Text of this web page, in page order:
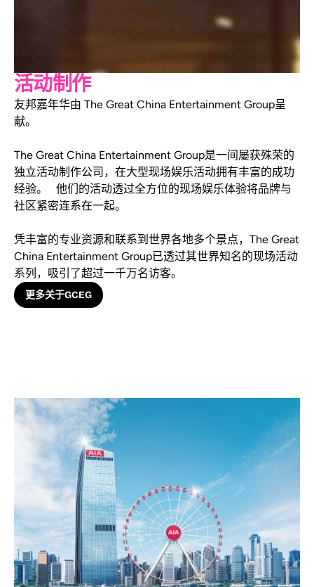
活动制作
友邦嘉年华由 The Great China Entertainment Group呈
献。
The Great China Entertainment Group是一间屡获殊荣的
独立活动制作公司，在大型现场娱乐活动拥有丰富的成功
经验。 他们的活动透过全方位的现场娱乐体验将品牌与
社区紧密连系在一起。
凭丰富的专业资源和联系到世界各地多个景点，The Great
China Entertainment Group已透过其世界知名的现场活动
系列，吸引了超过一千万名访客。
更多关于GCEG